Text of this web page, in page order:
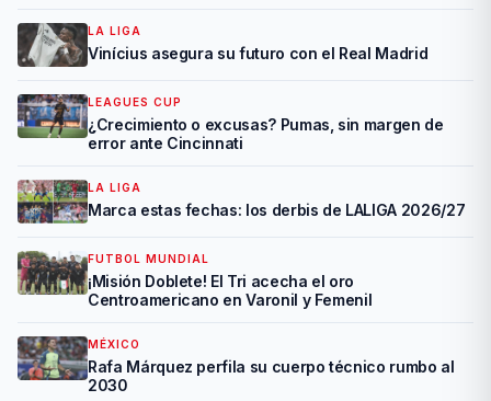
LA LIGA
Vinícius asegura su futuro con el Real Madrid
LEAGUES CUP
¿Crecimiento o excusas? Pumas, sin margen de
error ante Cincinnati
LA LIGA
Marca estas fechas: los derbis de LALIGA 2026/27
FUTBOL MUNDIAL
¡Misión Doblete! El Tri acecha el oro
Centroamericano en Varonil y Femenil
MÉXICO
Rafa Márquez perfila su cuerpo técnico rumbo al
2030